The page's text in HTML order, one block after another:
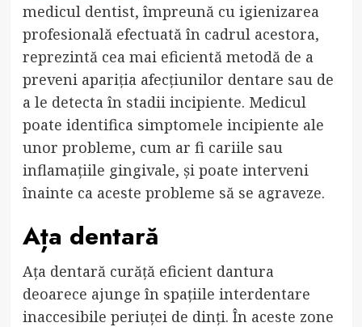
medicul dentist, împreună cu igienizarea
profesională efectuată în cadrul acestora,
reprezintă cea mai eficientă metodă de a
preveni apariția afecțiunilor dentare sau de
a le detecta în stadii incipiente. Medicul
poate identifica simptomele incipiente ale
unor probleme, cum ar fi cariile sau
inflamațiile gingivale, și poate interveni
înainte ca aceste probleme să se agraveze.
Ața dentară
Ața dentară curăță eficient dantura
deoarece ajunge în spațiile interdentare
inaccesibile periuței de dinți. În aceste zone